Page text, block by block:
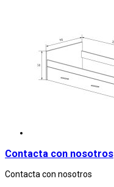
Contacta con nosotros
Contacta con nosotros